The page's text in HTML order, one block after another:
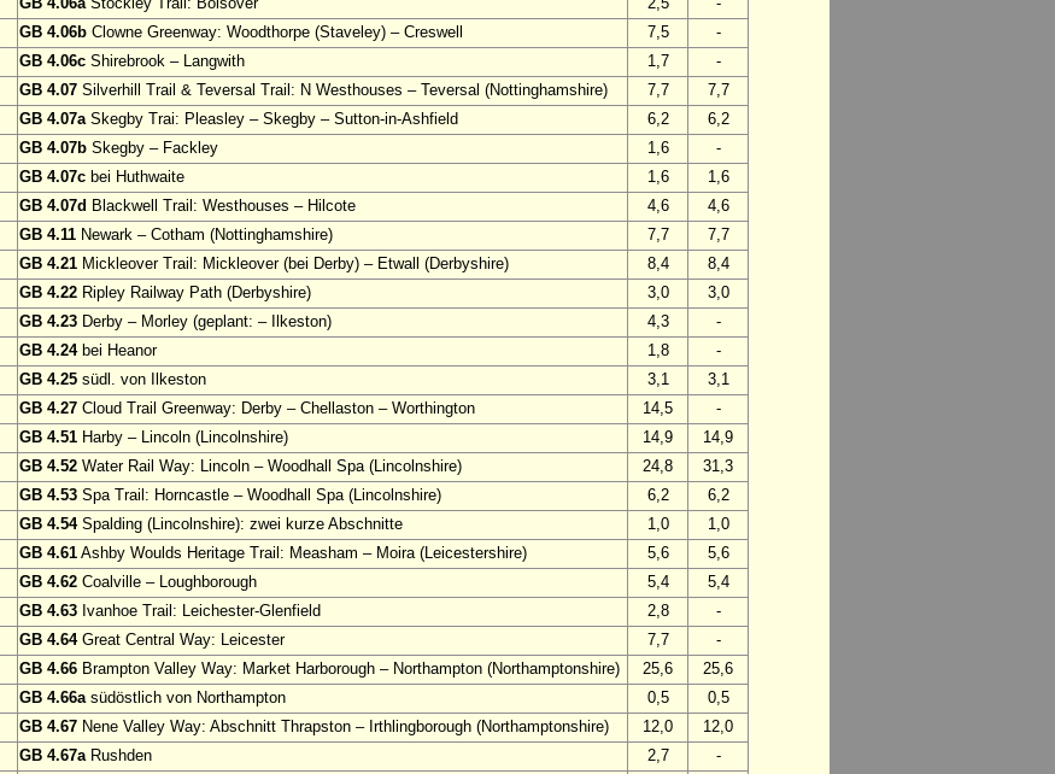
GB 4.06b Clowne Greenway: Woodthorpe (Staveley) – Creswell 7,5
-
GB 4.06c Shirebrook – Langwith 1,7
-
GB 4.07 Silverhill Trail & Teversal Trail: N Westhouses – Teversal (Nottinghamshire) 7,7
7,7
GB 4.07aSkegby Trai: Pleasley – Skegby – Sutton-in-Ashfield 6,2
6,2
GB 4.07b Skegby – Fackley 1,6
-
GB 4.07c bei Huthwaite 1,6
1,6
GB 4.07d Blackwell Trail: Westhouses – Hilcote 4,6
4,6
GB 4.11 Newark – Cotham (Nottinghamshire) 7,7
7,7
GB 4.21 Mickleover Trail: Mickleover (bei Derby) – Etwall (Derbyshire) 8,4
8,4
GB 4.22 Ripley Railway Path (Derbyshire) 3,0
3,0
GB 4.23 Derby – Morley (geplant: – Ilkeston) 4,3
-
GB 4.24bei Heanor 1,8
-
GB 4.25 südl. von Ilkeston 3,1
3,1
GB 4.27 Cloud Trail Greenway: Derby – Chellaston – Worthington 14,5
-
GB 4.51 Harby – Lincoln (Lincolnshire) 14,9
14,9
GB 4.52 Water Rail Way: Lincoln – Woodhall Spa (Lincolnshire) 24,8
31,3
GB 4.53 Spa Trail: Horncastle – Woodhall Spa (Lincolnshire) 6,2
6,2
GB 4.54Spalding (Lincolnshire): zwei kurze Abschnitte 1,0
1,0
GB 4.61 Ashby Woulds Heritage Trail: Measham – Moira (Leicestershire) 5,6
5,6
GB 4.62 Coalville – Loughborough 5,4
5,4
GB 4.63 Ivanhoe Trail: Leichester-Glenfield 2,8
-
GB 4.64Great Central Way: Leicester 7,7
-
GB 4.66 Brampton Valley Way: Market Harborough – Northampton (Northamptonshire) 25,6
25,6
GB 4.66asüdöstlich von Northampton 0,5
0,5
GB 4.67 Nene Valley Way: Abschnitt Thrapston – Irthlingborough (Northamptonshire) 12,0
12,0
GB 4.67aRushden 2,7
-